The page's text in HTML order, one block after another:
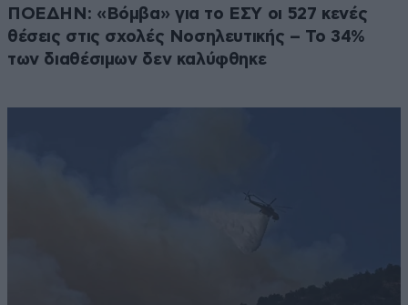
ΠΟΕΔΗΝ: «Βόμβα» για το ΕΣΥ οι 527 κενές
θέσεις στις σχολές Νοσηλευτικής – Το 34%
των διαθέσιμων δεν καλύφθηκε